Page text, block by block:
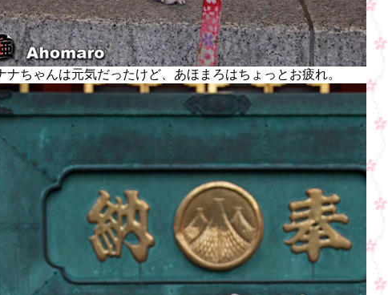
ちゃんは元気だったけど、あほまろはちょっとお疲れ。